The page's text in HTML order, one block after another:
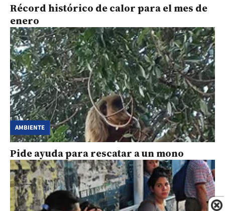
Récord histórico de calor para el mes de
enero
AMBIENTE
Pide ayuda para rescatar a un mono